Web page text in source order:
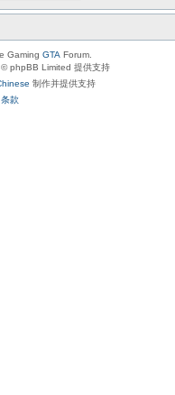
Gaming GTA Forum.
phpBB Limited 提供支持
制作并提供支持
条款